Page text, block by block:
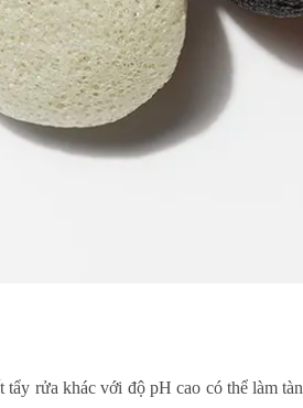
tẩy rửa khác với độ pH cao có thể làm